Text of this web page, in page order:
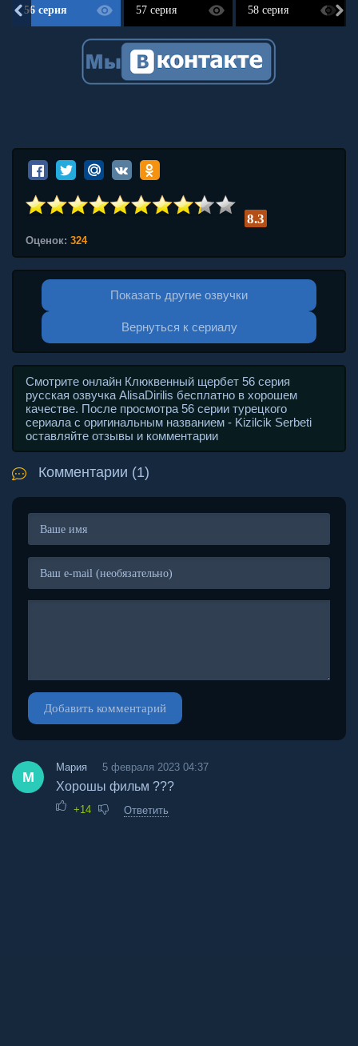
56 серия 57 серия 58 серия
8.3
Оценок: 324
Показать другие озвучки
Вернуться к сериалу
Смотрите онлайн Клюквенный щербет 56 серия
русская озвучка AlisaDirilis бесплатно в хорошем
качестве. После просмотра 56 серии турецкого
сериала с оригинальным названием - Kizilcik Serbeti
оставляйте отзывы и комментарии
Комментарии (1)
Добавить комментарий
М
Мария 5 февраля 2023 04:37
Хорошы фильм ???
+14 Ответить